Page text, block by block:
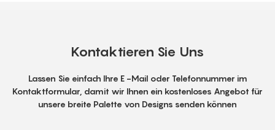
Kontaktieren Sie Uns
Lassen Sie einfach Ihre E -Mail oder Telefonnummer im
Kontaktformular, damit wir Ihnen ein kostenloses Angebot für
unsere breite Palette von Designs senden können